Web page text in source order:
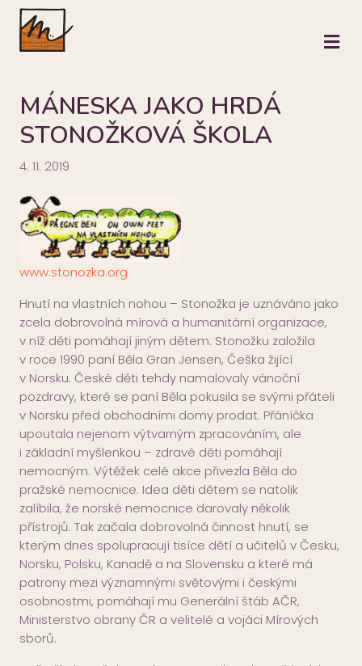
MÁNESKA JAKO HRDÁ
STONOŽKOVÁ ŠKOLA
4. 11. 2019
www.stonozka.org
Hnutí na vlastních nohou – Stonožka je uznáváno jako
zcela dobrovolná mírová a humanitární organizace,
v níž děti pomáhají jiným dětem. Stonožku založila
v roce 1990 paní Běla Gran Jensen, Češka žijící
v Norsku. České děti tehdy namalovaly vánoční
pozdravy, které se paní Běla pokusila se svými přáteli
v Norsku před obchodními domy prodat. Přáníčka
upoutala nejenom výtvarným zpracováním, ale
i základní myšlenkou – zdravé děti pomáhají
nemocným. Výtěžek celé akce přivezla Běla do
pražské nemocnice. Idea děti dětem se natolik
zalíbila, že norské nemocnice darovaly několik
přístrojů. Tak začala dobrovolná činnost hnutí, se
kterým dnes spolupracují tisíce dětí a učitelů v Česku,
Norsku, Polsku, Kanadě a na Slovensku a které má
patrony mezi významnými světovými i českými
osobnostmi, pomáhají mu Generální štáb AČR,
Ministerstvo obrany ČR a velitelé a vojáci Mírových
sborů.